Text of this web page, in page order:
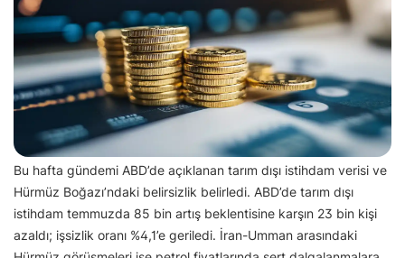
Bu hafta gündemi ABD’de açıklanan tarım dışı istihdam verisi ve
Hürmüz Boğazı’ndaki belirsizlik belirledi. ABD’de tarım dışı
istihdam temmuzda 85 bin artış beklentisine karşın 23 bin kişi
azaldı; işsizlik oranı %4,1’e geriledi. İran-Umman arasındaki